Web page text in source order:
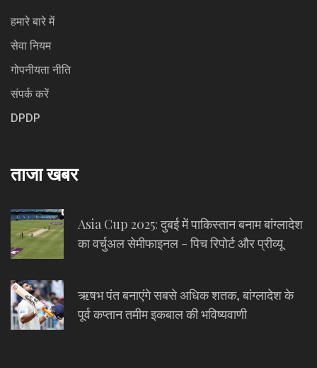
हमारे बारे में
सेवा नियम
गोपनीयता नीति
संपर्क करें
DPDP
ताजा खबर
Asia Cup 2025: दुबई में पाकिस्तान बनाम बांग्लादेश
का वर्चुअल सेमीफाइनल - पिच रिपोर्ट और प्रीव्यू
ऋषभ पंत बनाएंगे सबसे अधिक शतक, बांग्लादेश के
पूर्व कप्तान तमीम इकबाल की भविष्यवाणी